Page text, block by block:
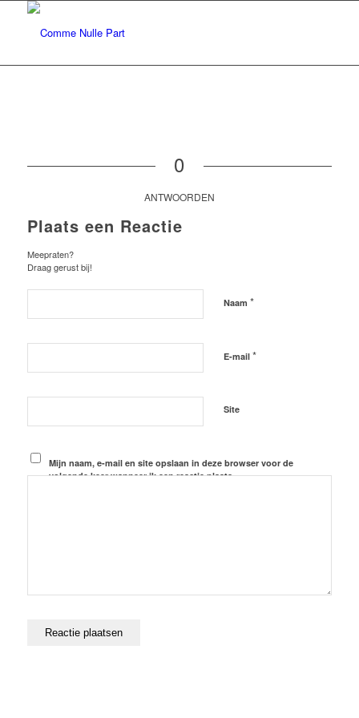
0
ANTWOORDEN
Plaats een Reactie
Meepraten?
Draag gerust bij!
Naam *
E-mail *
Site
Mijn naam, e-mail en site opslaan in deze browser voor de
volgende keer wanneer ik een reactie plaats.